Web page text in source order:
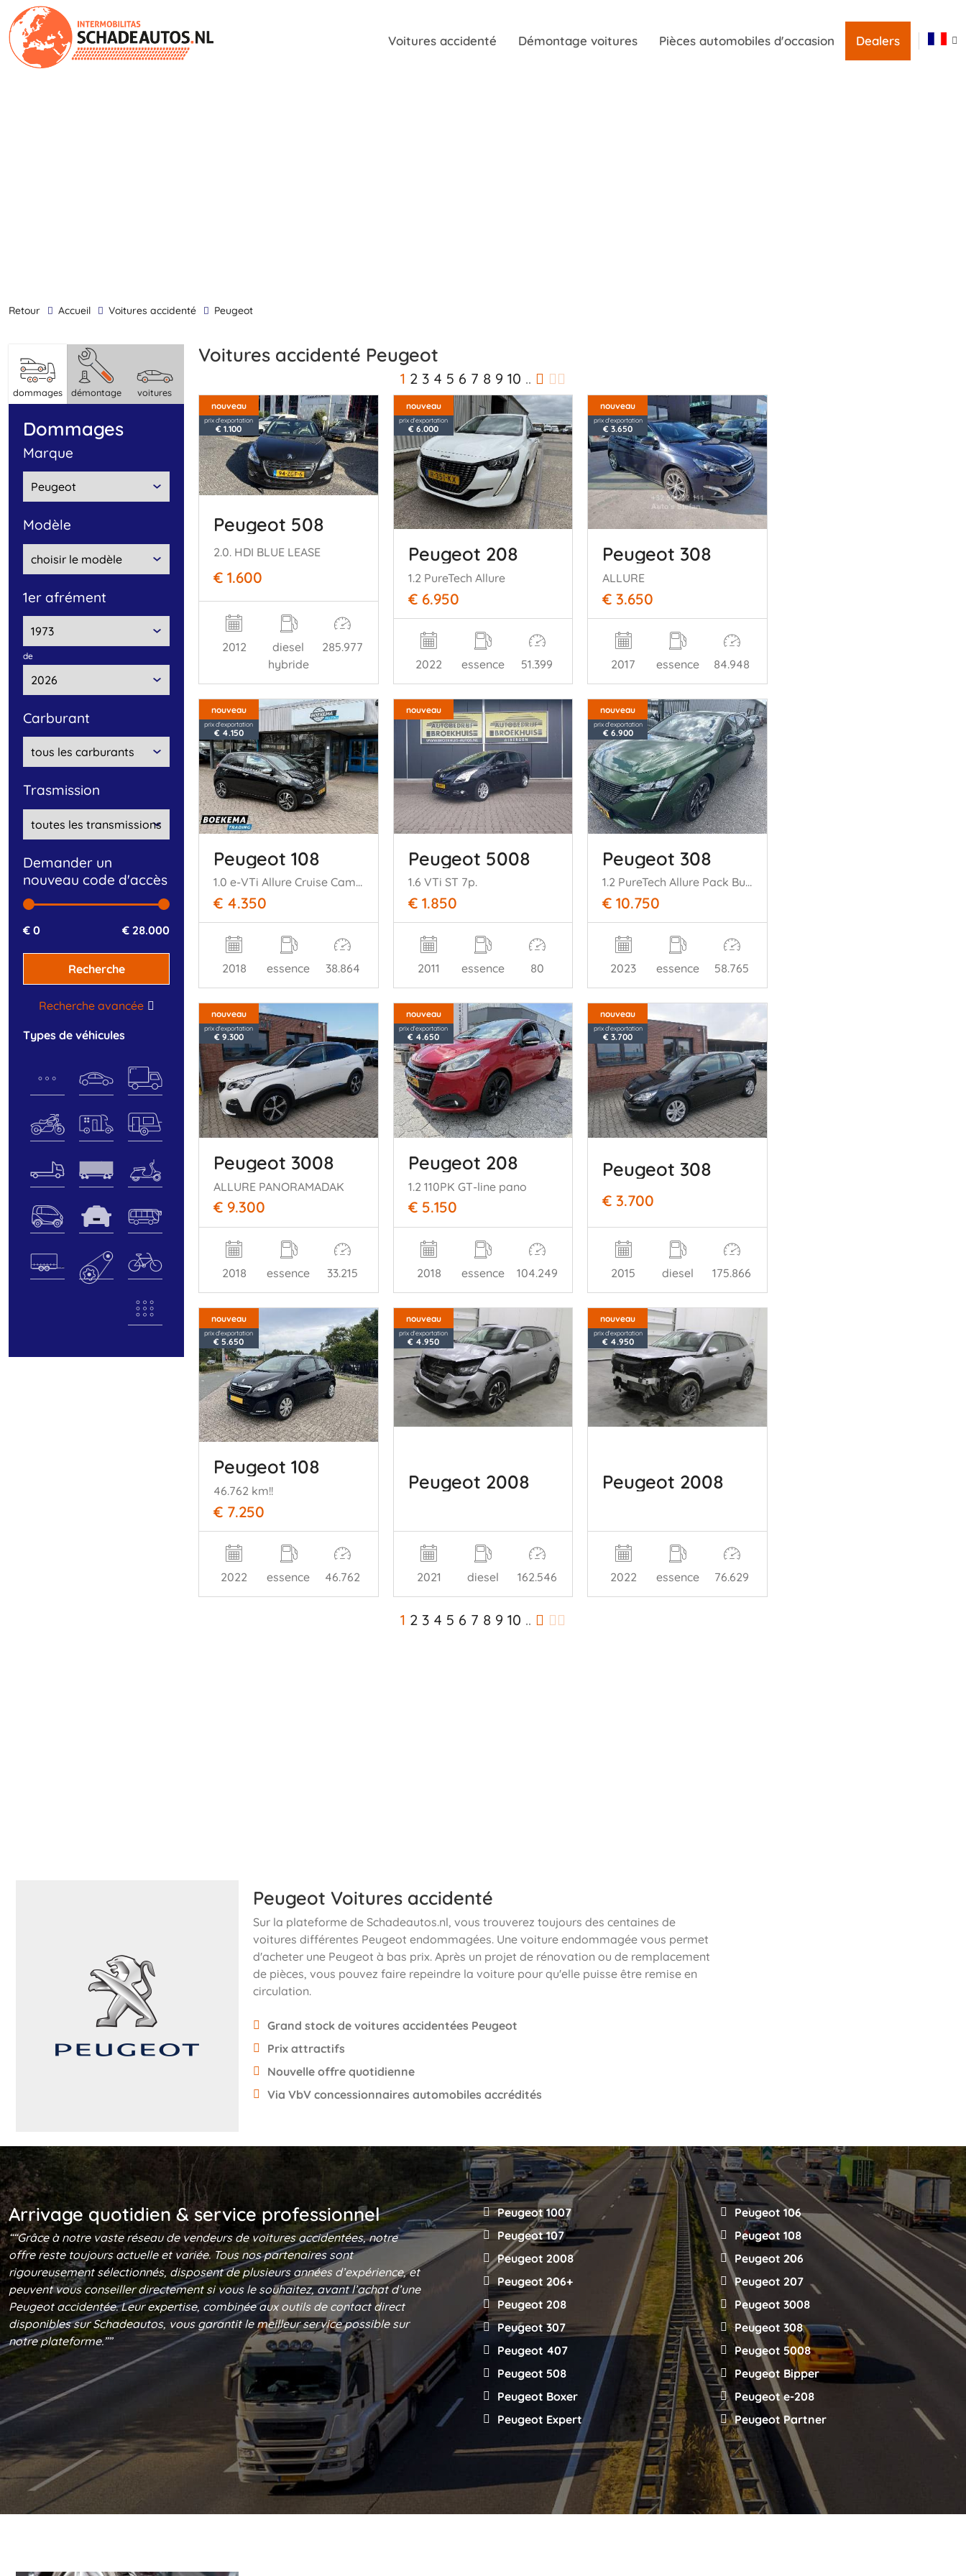
Voitures accidenté Démontage voitures Pièces automobiles d'occasion Dealers
retour Accueil Voitures accidenté Peugeot
dommages démontage voitures
dommages
marque
modèle
1er afrément
de
carburant
trasmission
Demander un
nouveau code d'accès
€ 0 € 28.000
Recherche
Recherche avancée
types de véhicules
Voitures accidenté Peugeot
1 2 3 4 5 6 7 8 9 10 ..
nouveau
prix d'exportation
€ 1.100
Peugeot 508
2.0. HDI BLUE LEASE
€ 1.600
2012
diesel
hybride
285.977
nouveau
prix d'exportation
€ 6.000
Peugeot 208
1.2 PureTech Allure
€ 6.950
2022 essence 51.399
nouveau
prix d'exportation
€ 3.650
Peugeot 308
ALLURE
€ 3.650
2017 essence 84.948
nouveau
prix d'exportation
€ 4.150
Peugeot 108
1.0 e-VTi Allure Cruise Camera Climate
€ 4.350
2018 essence 38.864
nouveau
Peugeot 5008
1.6 VTi ST 7p.
€ 1.850
2011 essence 80
nouveau
prix d'exportation
€ 6.900
Peugeot 308
1.2 PureTech Allure Pack Business 5 drs
€ 10.750
2023 essence 58.765
nouveau
prix d'exportation
€ 9.300
Peugeot 3008
ALLURE PANORAMADAK
€ 9.300
2018 essence 33.215
nouveau
prix d'exportation
€ 4.650
Peugeot 208
1.2 110PK GT-line pano
€ 5.150
2018 essence 104.249
nouveau
prix d'exportation
€ 3.700
Peugeot 308
€ 3.700
2015 diesel 175.866
nouveau
prix d'exportation
€ 5.650
Peugeot 108
46.762 km!!
€ 7.250
2022 essence 46.762
nouveau
prix d'exportation
€ 4.950
Peugeot 2008
2021 diesel 162.546
nouveau
prix d'exportation
€ 4.950
Peugeot 2008
2022 essence 76.629
1 2 3 4 5 6 7 8 9 10 ..
Peugeot Voitures accidenté
Sur la plateforme de Schadeautos.nl, vous trouverez toujours des centaines de
voitures différentes Peugeot endommagées. Une voiture endommagée vous permet
d'acheter une Peugeot à bas prix. Après un projet de rénovation ou de remplacement
de pièces, vous pouvez faire repeindre la voiture pour qu'elle puisse être remise en
circulation.
Grand stock de voitures accidentées Peugeot
Prix attractifs
Nouvelle offre quotidienne
Via VbV concessionnaires automobiles accrédités
Arrivage quotidien & service professionnel
““Grâce à notre vaste réseau de vendeurs de voitures accidentées, notre
offre reste toujours actuelle et variée. Tous nos partenaires sont
rigoureusement sélectionnés, disposent de plusieurs années d’expérience, et
peuvent vous conseiller directement si vous le souhaitez, avant l’achat d’une
Peugeot accidentée. Leur expertise, combinée aux outils de contact direct
disponibles sur Schadeautos, vous garantit le meilleur service possible sur
notre plateforme.””
Peugeot 1007
Peugeot 106
Peugeot 107
Peugeot 108
Peugeot 2008
Peugeot 206
Peugeot 206+
Peugeot 207
Peugeot 208
Peugeot 3008
Peugeot 307
Peugeot 308
Peugeot 407
Peugeot 5008
Peugeot 508
Peugeot Bipper
Peugeot Boxer
Peugeot e-208
Peugeot Expert
Peugeot Partner